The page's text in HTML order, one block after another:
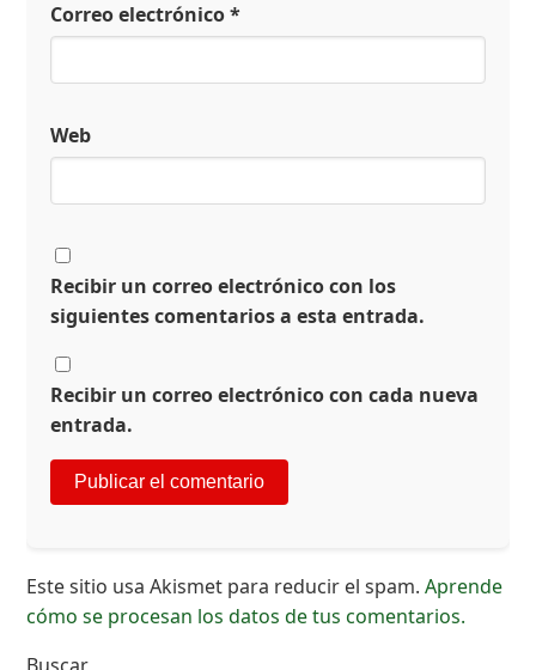
Correo electrónico*
Web
Recibir un correo electrónico con los
siguientes comentarios a esta entrada.
Recibir un correo electrónico con cada nueva
entrada.
Este sitio usa Akismet para reducir el spam.Aprende
cómo se procesan los datos de tus comentarios.